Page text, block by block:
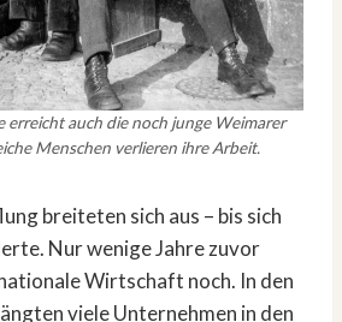
erreicht auch die noch junge Weimarer
Menschen verlieren ihre Arbeit.
breiteten sich aus – bis sich
Nur wenige Jahre zuvor
Wirtschaft noch. In den
viele Unternehmen in den